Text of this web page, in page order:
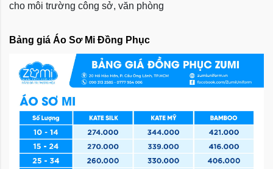
cho môi trường công sở, văn phòng
Bảng giá Áo Sơ Mi Đồng Phục